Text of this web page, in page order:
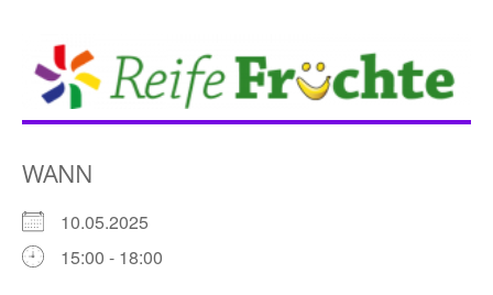
WANN
10.05.2025
15:00 - 18:00